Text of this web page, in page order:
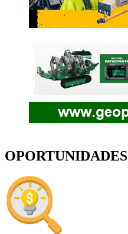
OPORTUNIDADES